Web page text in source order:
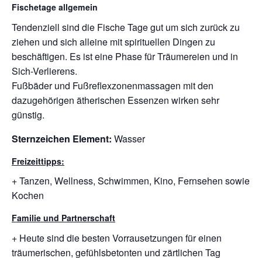
Fischetage allgemein
Tendenziell sind die Fische Tage gut um sich zurück zu
ziehen und sich alleine mit spirituellen Dingen zu
beschäftigen. Es ist eine Phase für Träumereien und in
Sich-Verlierens.
Fußbäder und Fußreflexzonenmassagen mit den
dazugehörigen ätherischen Essenzen wirken sehr
günstig.
Sternzeichen Element: Wasser
Freizeittipps:
+ Tanzen, Wellness, Schwimmen, Kino, Fernsehen sowie
Kochen
Familie und Partnerschaft
+ Heute sind die besten Vorrausetzungen für einen
träumerischen, gefühlsbetonten und zärtlichen Tag